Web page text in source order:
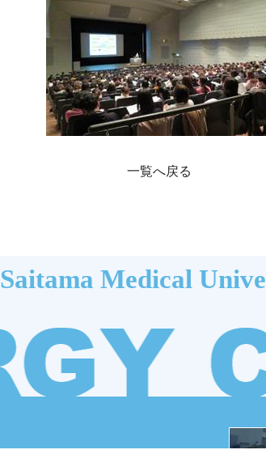
一覧へ戻る
Saitama Medical